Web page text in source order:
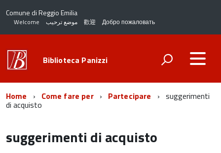
Comune di Reggio Emilia
Welcome موضع ترحيب 歡迎 Добро пожаловать
Biblioteca Panizzi
Home Come fare per Partecipare suggerimenti
di acquisto
suggerimenti di acquisto